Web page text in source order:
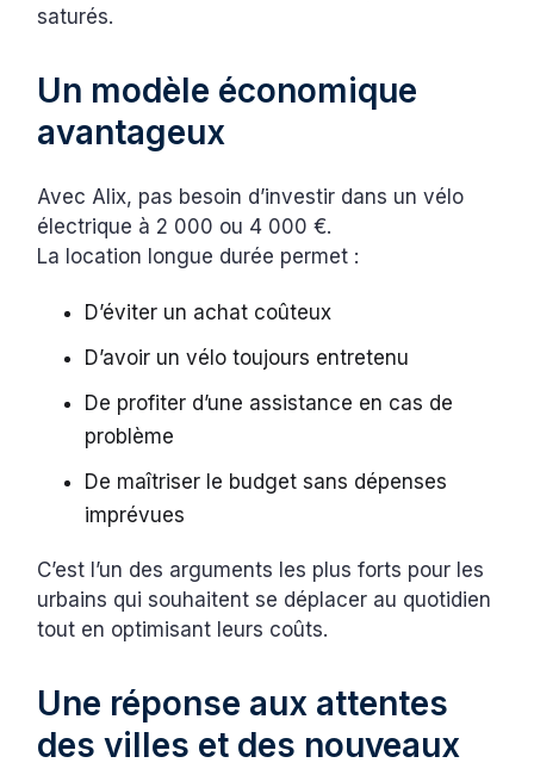
saturés.
Un modèle économique
avantageux
Avec Alix, pas besoin d’investir dans un vélo
électrique à 2 000 ou 4 000 €.
La location longue durée permet :
D’éviter un achat coûteux
D’avoir un vélo toujours entretenu
De profiter d’une assistance en cas de
problème
De maîtriser le budget sans dépenses
imprévues
C’est l’un des arguments les plus forts pour les
urbains qui souhaitent se déplacer au quotidien
tout en optimisant leurs coûts.
Une réponse aux attentes
des villes et des nouveaux